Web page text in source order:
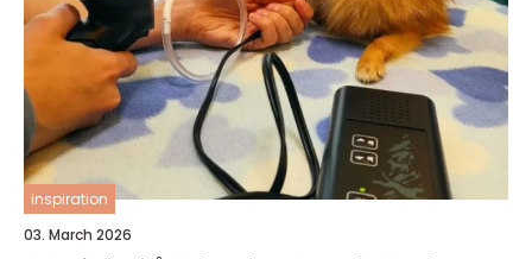
inspiration
03. March 2026